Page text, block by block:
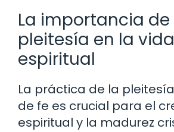
La importancia de
pleitesía en la vida
espiritual
La práctica de la
de fe es crucial para el
espiritual y la madurez